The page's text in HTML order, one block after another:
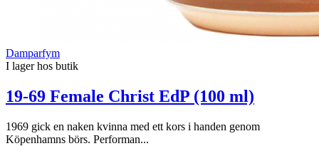
Damparfym
I lager hos butik
19-69 Female Christ EdP (100 ml)
1969 gick en naken kvinna med ett kors i handen genom
Köpenhamns börs. Performan...